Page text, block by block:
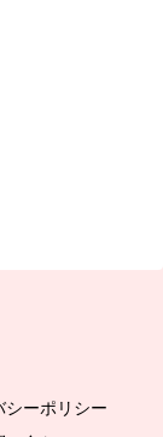
シーポリシー